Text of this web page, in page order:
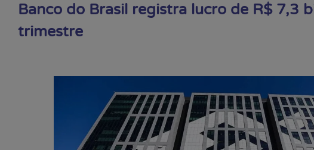
Banco do Brasil registra lucro de R$ 7,3
trimestre